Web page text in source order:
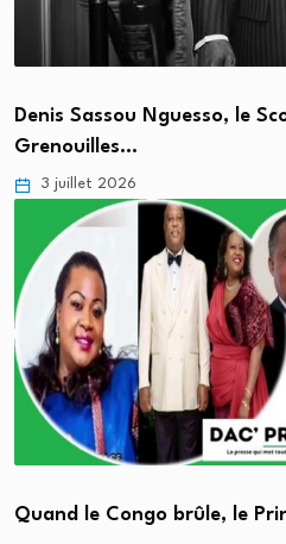
Denis Sassou Nguesso, le
Grenouilles…
3 juillet 2026
Quand le Congo brûle, le